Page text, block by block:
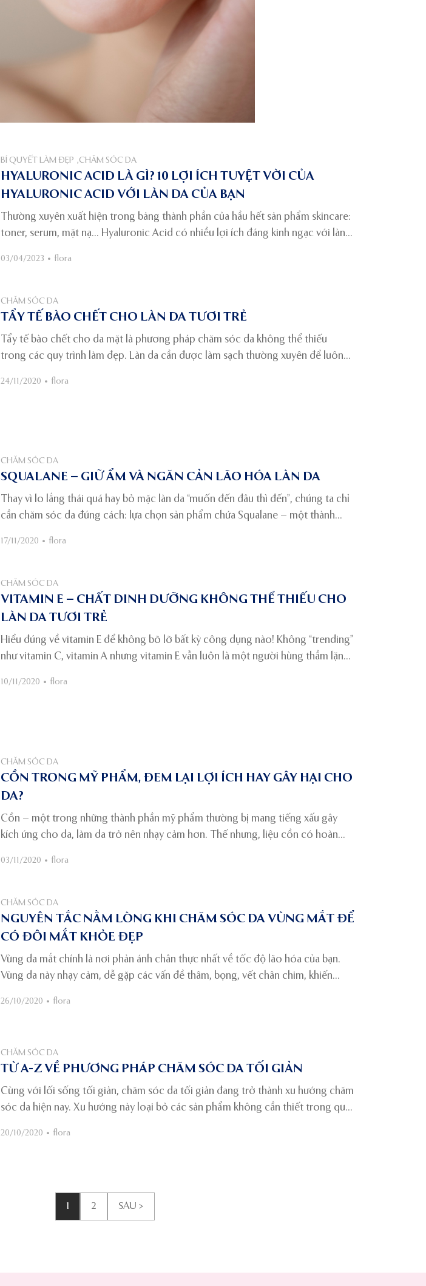
BÍ QUYẾT LÀM ĐẸP ,CHĂM SÓC DA
HYALURONIC ACID LÀ GÌ? 10 LỢI ÍCH TUYỆT VỜI CỦA
HYALURONIC ACID VỚI LÀN DA CỦA BẠN
Thường xuyên xuất hiện trong bảng thành phần của hầu hết sản phẩm skincare:
toner, serum, mặt nạ… Hyaluronic Acid có nhiều lợi ích đáng kinh ngạc với làn
03/04/2023 • flora
CHĂM SÓC DA
TẨY TẾ BÀO CHẾT CHO LÀN DA TƯƠI TRẺ
Tẩy tế bào chết cho da mặt là phương pháp chăm sóc da không thể thiếu
trong các quy trình làm đẹp. Làn da cần được làm sạch thường xuyên để luôn
24/11/2020 • flora
CHĂM SÓC DA
SQUALANE – GIỮ ẨM VÀ NGĂN CẢN LÃO HÓA LÀN DA
Thay vì lo lắng thái quá hay bỏ mặc làn da “muốn đến đâu thì đến”, chúng ta chỉ
cần chăm sóc da đúng cách: lựa chọn sản phẩm chứa Squalane – một thành
17/11/2020 • flora
CHĂM SÓC DA
VITAMIN E – CHẤT DINH DƯỠNG KHÔNG THỂ THIẾU CHO
LÀN DA TƯƠI TRẺ
Hiểu đúng về vitamin E để không bõ lỡ bất kỳ công dụng nào! Không “trending”
như vitamin C, vitamin A nhưng vitamin E vẫn luôn là một người hùng thầm lặng
10/11/2020 • flora
CHĂM SÓC DA
CỒN TRONG MỸ PHẨM, ĐEM LẠI LỢI ÍCH HAY GÂY HẠI CHO
DA?
Cồn – một trong những thành phần mỹ phẩm thường bị mang tiếng xấu gây
kích ứng cho da, làm da trở nên nhạy cảm hơn. Thế nhưng, liệu cồn có hoàn
03/11/2020 • flora
CHĂM SÓC DA
NGUYÊN TẮC NẰM LÒNG KHI CHĂM SÓC DA VÙNG MẮT ĐỂ
CÓ ĐÔI MẮT KHỎE ĐẸP
Vùng da mắt chính là nơi phản ánh chân thực nhất về tốc độ lão hóa của bạn.
Vùng da này nhạy cảm, dễ gặp các vấn đề thâm, bọng, vết chân chim, khiến
26/10/2020 • flora
CHĂM SÓC DA
TỪ A-Z VỀ PHƯƠNG PHÁP CHĂM SÓC DA TỐI GIẢN
Cùng với lối sống tối giản, chăm sóc da tối giản đang trở thành xu hướng chăm
sóc da hiện nay. Xu hướng này loại bỏ các sản phẩm không cần thiết trong quá
20/10/2020 • flora
1 2 SAU >